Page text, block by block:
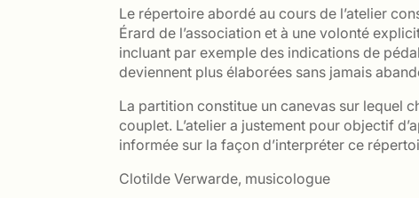
Le répertoire abordé au cours de l’atelier
Érard de l’association et à une volonté
incluant par exemple des indications de
deviennent plus élaborées sans jamais
La partition constitue un canevas sur lequel
couplet. L’atelier a justement pour objectif
informée sur la façon d’interpréter ce
Clotilde Verwarde, musicologue